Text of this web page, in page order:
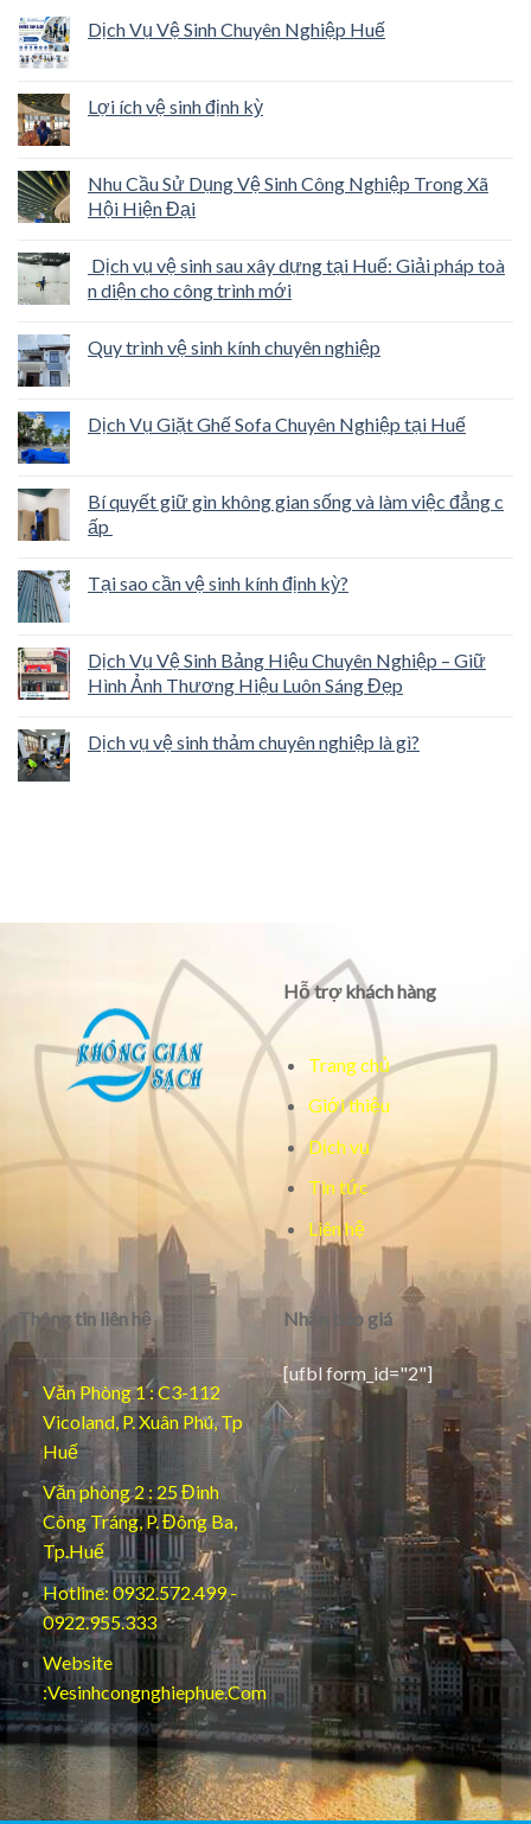
Dịch Vụ Vệ Sinh Chuyên Nghiệp Huế
Lợi ích vệ sinh định kỳ
Nhu Cầu Sử Dụng Vệ Sinh Công Nghiệp Trong Xã
Hội Hiện Đại
Dịch vụ vệ sinh sau xây dựng tại Huế: Giải pháp toà
n diện cho công trình mới
Quy trình vệ sinh kính chuyên nghiệp
Dịch Vụ Giặt Ghế Sofa Chuyên Nghiệp tại Huế
Bí quyết giữ gìn không gian sống và làm việc đẳng c
ấp
Tại sao cần vệ sinh kính định kỳ?
Dịch Vụ Vệ Sinh Bảng Hiệu Chuyên Nghiệp – Giữ
Hình Ảnh Thương Hiệu Luôn Sáng Đẹp
Dịch vụ vệ sinh thảm chuyên nghiệp là gì?
Hỗ trợ khách hàng
Trang chủ
Giới thiệu
Dịch vụ
Tin tức
Liên hệ
Thông tin liên hệ
Văn Phòng 1 : C3-112
Vicoland, P. Xuân Phú, Tp
Huế
Văn phòng 2 : 25 Đinh
Công Tráng, P. Đông Ba,
Tp.Huế
Hotline: 0932.572.499 -
0922.955.333
Website
:Vesinhcongnghiephue.Com
Nhận báo giá
[ufbl form_id="2"]